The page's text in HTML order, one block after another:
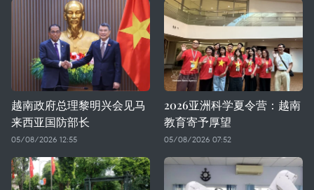
越南政府总理黎明兴会见马
来西亚国防部长
05/08/2026 12:55
2026亚洲科学夏令营：越南
教育寄予厚望
05/08/2026 07:52